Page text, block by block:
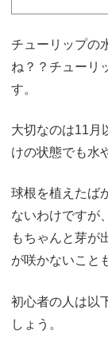
チューリップの
ね？？チューリ
す。
大切なのは11月
けの状態でも水
球根を植えたば
ないわけですが
もちゃんと芽が
が咲かないこと
初心者の人は以
しょう。